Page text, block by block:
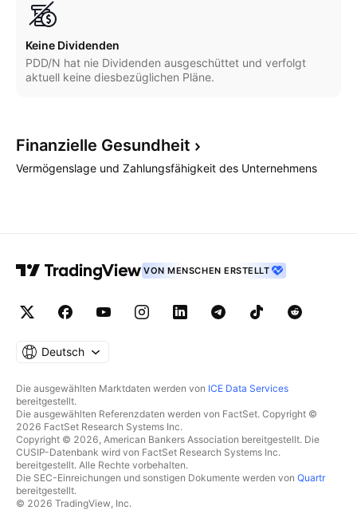
Keine Dividenden
PDD/N hat nie Dividenden ausgeschüttet und verfolgt
aktuell keine diesbezüglichen Pläne.
Finanzielle Gesundheit
Vermögenslage und Zahlungsfähigkeit des Unternehmens
VON MENSCHEN ERSTELLT
Deutsch
Die ausgewählten Marktdaten werden von ICE Data Services
bereitgestellt.
Die ausgewählten Referenzdaten werden von FactSet. Copyright ©
2026 FactSet Research Systems Inc.
Copyright © 2026, American Bankers Association bereitgestellt. Die
CUSIP-Datenbank wird von FactSet Research Systems Inc.
bereitgestellt. Alle Rechte vorbehalten.
Die SEC-Einreichungen und sonstigen Dokumente werden von Quartr
bereitgestellt.
© 2026 TradingView, Inc.